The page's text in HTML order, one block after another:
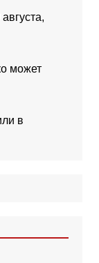
может
в